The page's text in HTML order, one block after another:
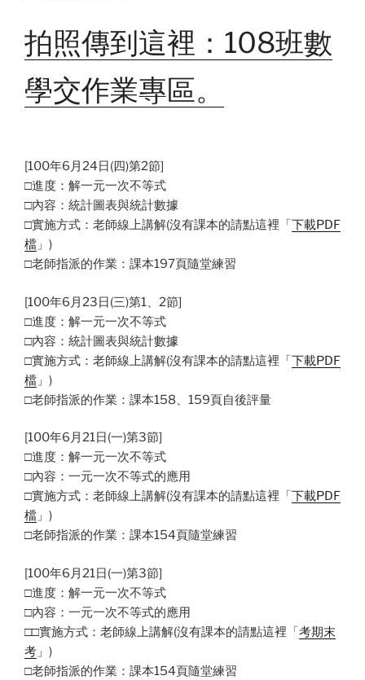
拍照傳到這裡：108班數
學交作業專區。
[100年6月24日(四)第2節]
□進度：解一元一次不等式
□內容：統計圖表與統計數據
□實施方式：老師線上講解(沒有課本的請點這裡「下載PDF
檔 」)
□老師指派的作業：課本197頁隨堂練習
[100年6月23日(三)第1、2節]
□進度：解一元一次不等式
□內容：統計圖表與統計數據
□實施方式：老師線上講解(沒有課本的請點這裡「下載PDF
檔 」)
□老師指派的作業：課本158、159頁自後評量
[100年6月21日(一)第3節]
□進度：解一元一次不等式
□內容：一元一次不等式的應用
□實施方式：老師線上講解(沒有課本的請點這裡「下載PDF
檔 」)
□老師指派的作業：課本154頁隨堂練習
[100年6月21日(一)第3節]
□進度：解一元一次不等式
□內容：一元一次不等式的應用
□□實施方式：老師線上講解(沒有課本的請點這裡「考期末
考 」)
□老師指派的作業：課本154頁隨堂練習